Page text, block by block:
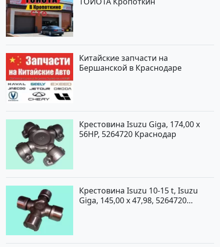
Китайские запчасти на
Бершанской в Краснодаре
Крестовина Isuzu Giga, 174,00 x
56HP, 5264720 Краснодар
Крестовина Isuzu 10-15 t, Isuzu
Giga, 145,00 x 47,98, 5264720